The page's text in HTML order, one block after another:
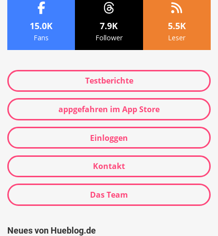
15.0K
Fans
7.9K
Follower
5.5K
Leser
Testberichte
appgefahren im App Store
Einloggen
Kontakt
Das Team
Neues von Hueblog.de